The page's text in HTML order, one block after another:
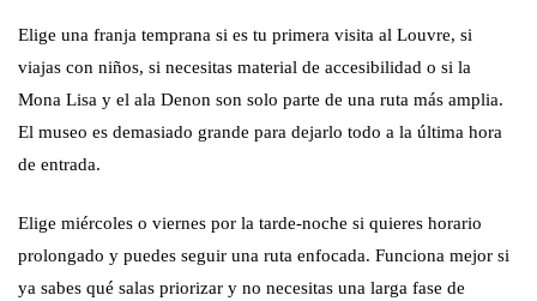
Elige una franja temprana si es tu primera visita al Louvre, si
viajas con niños, si necesitas material de accesibilidad o si la
Mona Lisa y el ala Denon son solo parte de una ruta más amplia.
El museo es demasiado grande para dejarlo todo a la última hora
de entrada.
Elige miércoles o viernes por la tarde-noche si quieres horario
prolongado y puedes seguir una ruta enfocada. Funciona mejor si
ya sabes qué salas priorizar y no necesitas una larga fase de